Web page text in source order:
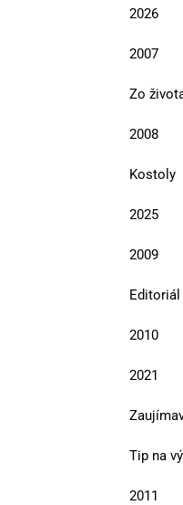
2026
2007
Zo
2008
Kostoly
2025
2009
Editoriál
2010
2021
Tip na
2011